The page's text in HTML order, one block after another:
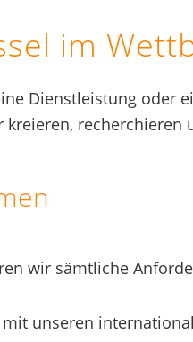
im
Dienstleistung oder
recherchieren
wir sämtliche
unseren